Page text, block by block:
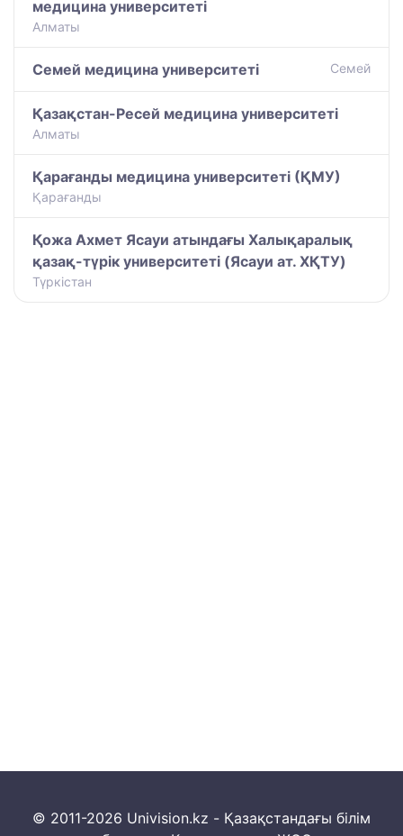
медицина университеті
Алматы
Семей медицина университеті Семей
Қазақстан-Ресей медицина университеті
Алматы
Қарағанды медицина университеті (ҚМУ)
Қарағанды
Қожа Ахмет Ясауи атындағы Халықаралық
қазақ-түрiк университетi (Ясауи ат. ХҚТУ)
Түркістан
© 2011-2026 Univision.kz - Қазақстандағы білім